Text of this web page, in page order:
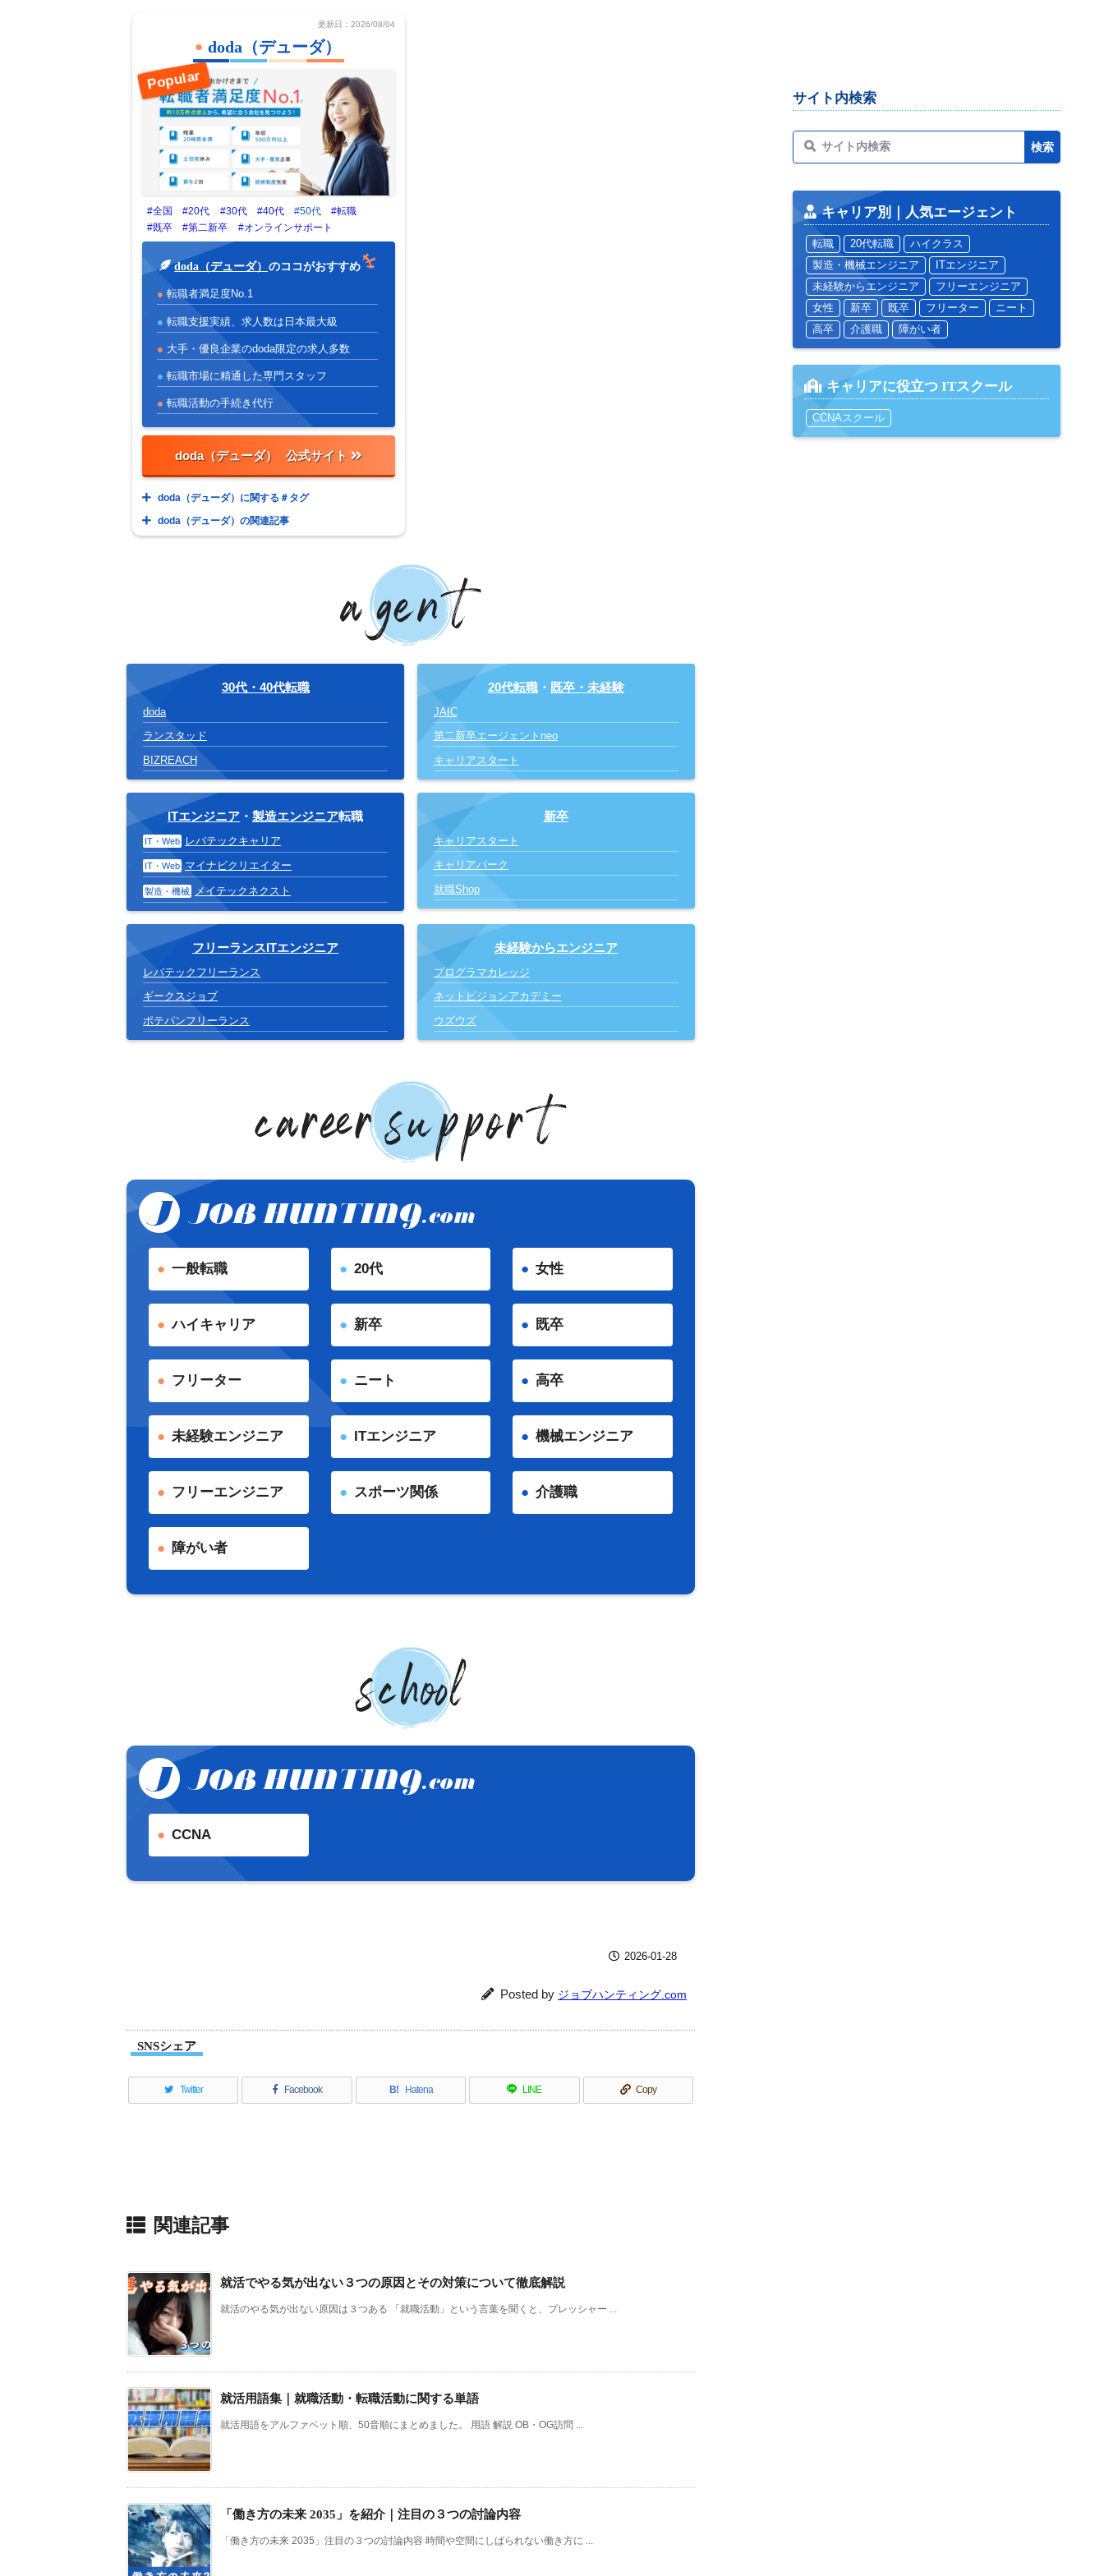
更新日：2026/08/04
doda（デューダ）
#全国 #20代 #30代 #40代 #50代
#転職
#既卒
#第二新卒 #オンラインサポート
doda（デューダ） のココがおすすめ
転職者満足度No.1
転職支援実績、求人数は日本最大級
大手・優良企業のdoda限定の求人多数
転職市場に精通した専門スタッフ
転職活動の手続き代行
doda（デューダ）
doda（デューダ）に関する＃タグ
doda（デューダ）の関連記事
30代・40代転職
doda
ランスタッド
BIZREACH
20代転職・ 既卒・未経験
JAIC
第二新卒エージェントneo
キャリアスタート
ITエンジニア ・製造エンジニア転職
IT・Web レバテックキャリア
IT・Web マイナビクリエイター
製造・機械 メイテックネクスト
新卒
キャリアスタート
キャリアパーク
就職Shop
フリーランスITエンジニア
レバテックフリーランス
ギークスジョブ
ポテパンフリーランス
未経験からエンジニア
プログラマカレッジ
ネットビジョンアカデミー
ウズウズ
一般転職 20代 女性
ハイキャリア 新卒 既卒
フリーター ニート 高卒
未経験エンジニア ITエンジニア 機械エンジニア
フリーエンジニア スポーツ関係 介護職
障がい者
CCNA
2026-01-28
Posted by ジョブハンティング.com
SNSシェア
Twitter Facebook B! Hatena LINE Copy
関連記事
就活でやる気が出ない３つの原因とその対策について徹底解説
就活のやる気が出ない原因は３つある 「就職活動」という言葉を聞くと、プレッシャー ...
就活用語集｜就職活動・転職活動に関する単語
就活用語をアルファベット順、50音順にまとめました。 用語 解説 OB・OG訪問 ...
「働き方の未来 2035」を紹介｜注目の３つの討論内容
「働き方の未来 2035」注目の３つの討論内容 時間や空間にしばられない働き方に ...
サイト内検索
キャリア別｜人気エージェント
転職 20代転職
ハイクラス
製造・機械エンジニア
ITエンジニア
未経験からエンジニア
フリーエンジニア
女性
新卒 既卒 フリーター
ニート
高卒
介護職 障がい者
キャリアに役立つ ITスクール
CCNAスクール